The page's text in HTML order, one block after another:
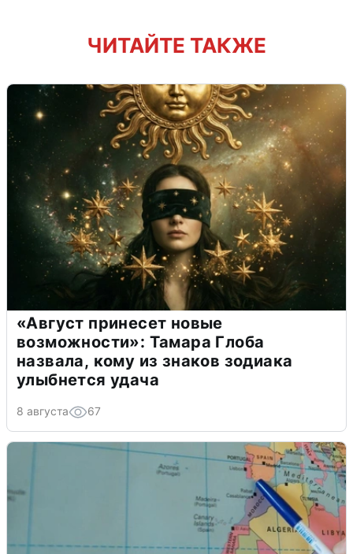
ЧИТАЙТЕ ТАКЖЕ
«Август принесет новые
возможности»: Тамара Глоба
назвала, кому из знаков зодиака
улыбнется удача
8 августа 67